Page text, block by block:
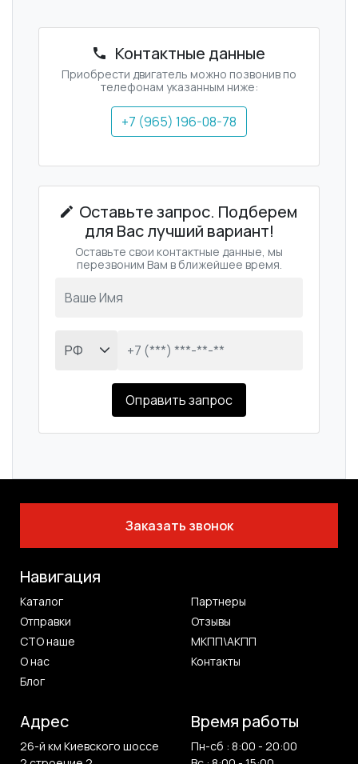
Контактные данные
Приобрести двигатель можно позвонив по
телефонам указанным ниже:
+7 (965) 196-08-78
Оставьте запрос. Подберем
для Вас лучший вариант!
Оставьте свои контактные данные, мы
перезвоним Вам в ближейшее время.
Оправить запрос
Заказать звонок
Навигация
Каталог
Партнеры
Отправки
Отзывы
СТО наше
МКПП\АКПП
О нас
Контакты
Блог
Адрес
26-й км Киевского шоссе
Время работы
Пн-сб : 8:00 - 20:00